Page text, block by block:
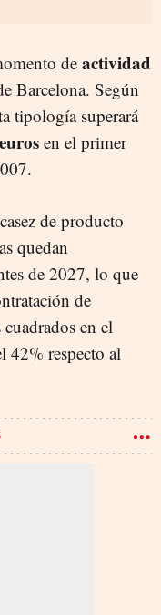
de actividad
Barcelona. Según
tipología superará
en el primer
de producto
quedan
de 2027, lo que
de
en el
42% respecto al